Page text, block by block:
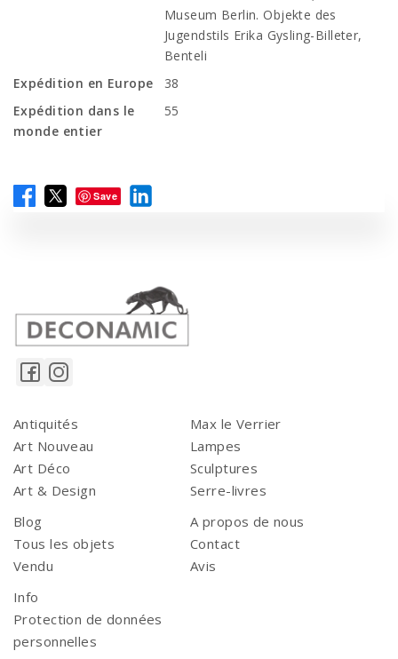
Museum Berlin. Objekte des
Jugendstils Erika Gysling-Billeter,
Benteli
Expédition en Europe
38
Expédition dans le
monde entier
55
Save
Antiquités
Art Nouveau
Art Déco
Art & Design
Max le Verrier
Lampes
Sculptures
Serre-livres
Blog
Tous les objets
Vendu
A propos de nous
Contact
Avis
Info
Protection de données
personnelles